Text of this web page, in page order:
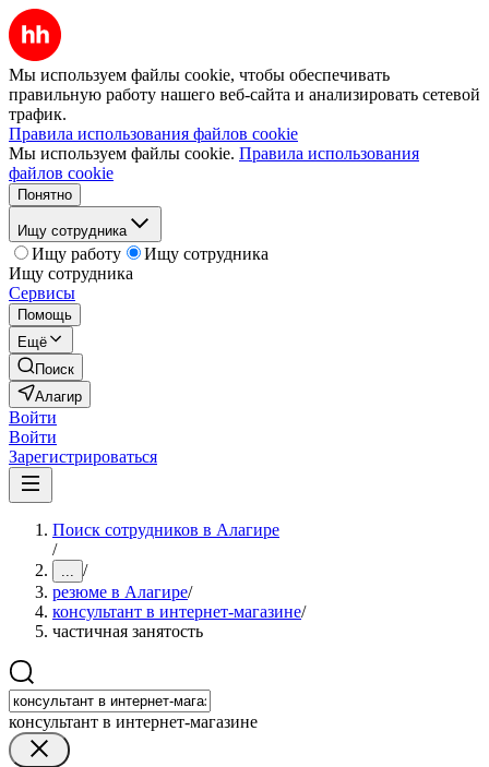
Мы используем файлы cookie, чтобы обеспечивать
правильную работу нашего веб-сайта и анализировать сетевой
трафик.
Правила использования файлов cookie
Мы используем файлы cookie. Правила использования
файлов cookie
Понятно
Ищу сотрудника
Ищу работу
Ищу сотрудника
Ищу сотрудника
Сервисы
Помощь
Ещё
Поиск
Алагир
Войти
Войти
Зарегистрироваться
Поиск сотрудников в Алагире
/
... /
резюме в Алагире/
консультaнт в интернет-мaгазине/
частичная занятость
консультант в интернет-магазине